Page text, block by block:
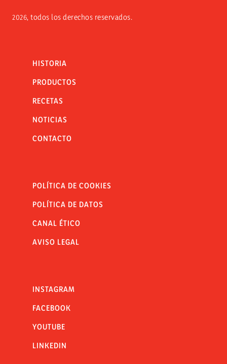
2026, todos los derechos reservados.
HISTORIA
PRODUCTOS
RECETAS
NOTICIAS
CONTACTO
POLÍTICA DE COOKIES
POLÍTICA DE DATOS
CANAL ÉTICO
AVISO LEGAL
INSTAGRAM
FACEBOOK
YOUTUBE
LINKEDIN